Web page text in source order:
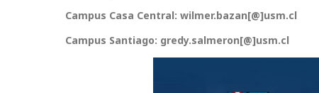
Campus Casa Central: wilmer.bazan[@]usm.cl
Campus Santiago: gredy.salmeron[@]usm.cl